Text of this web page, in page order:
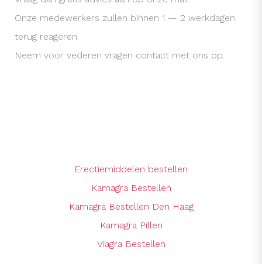
Onze medewerkers zullen binnen 1 — 2 werkdagen
terug reageren.
Neem voor vederen vragen contact met ons op.
Erectiemiddelen bestellen
Kamagra Bestellen
Kamagra Bestellen Den Haag
Kamagra Pillen
Viagra Bestellen